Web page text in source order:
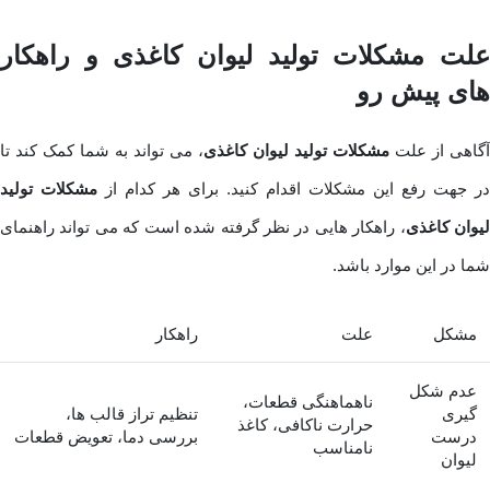
علت مشکلات تولید لیوان کاغذی و راهکار
های پیش رو
آگاهی از علت مشکلات تولید لیوان کاغذی، می تواند به شما کمک کند تا
در جهت رفع این مشکلات اقدام کنید. برای هر کدام از مشکلات تولید
لیوان کاغذی، راهکار هایی در نظر گرفته شده است که می تواند راهنمای
شما در این موارد باشد.
مشکل علت راهکار
عدم شکل
گیری
درست
لیوان
ناهماهنگی قطعات،
حرارت ناکافی، کاغذ
نامناسب
تنظیم تراز قالب ها،
بررسی دما، تعویض قطعات